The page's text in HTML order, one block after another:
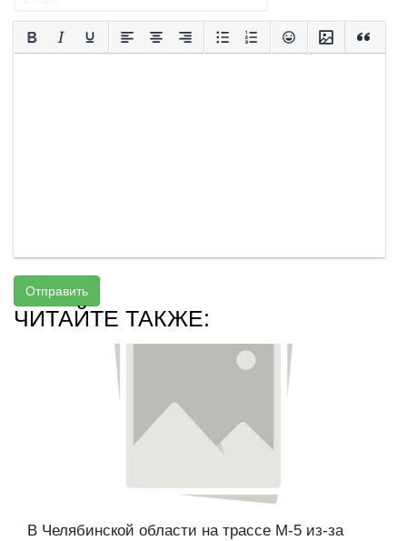
Отправить
ЧИТАЙТЕ ТАКЖЕ:
В Челябинской области на трассе М-5 из-за